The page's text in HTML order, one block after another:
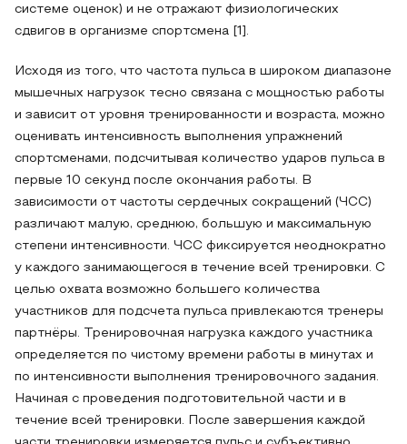
системе оценок) и не отражают физиологических
сдвигов в организме спортсмена [1].
Исходя из того, что частота пульса в широком диапазоне
мышечных нагрузок тесно связана с мощностью работы
и зависит от уровня тренированности и возраста, можно
оценивать интенсивность выполнения упражнений
спортсменами, подсчитывая количество ударов пульса в
первые 10 секунд после окончания работы. В
зависимости от частоты сердечных сокращений (ЧСС)
различают малую, среднюю, большую и максимальную
степени интенсивности. ЧСС фиксируется неоднократно
у каждого занимающегося в течение всей тренировки. С
целью охвата возможно большего количества
участников для подсчета пульса привлекаются тренеры
партнёры. Тренировочная нагрузка каждого участника
определяется по чистому времени работы в минутах и
по интенсивности выполнения тренировочного задания.
Начиная с проведения подготовительной части и в
течение всей тренировки. После завершения каждой